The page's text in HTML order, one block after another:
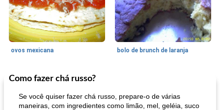
ovos mexicana bolo de brunch de laranja
130min
Pães De Fermento
Como fazer chá russo?
Se você quiser fazer chá russo, prepare-o de várias
maneiras, com ingredientes como limão, mel, geléia, suco